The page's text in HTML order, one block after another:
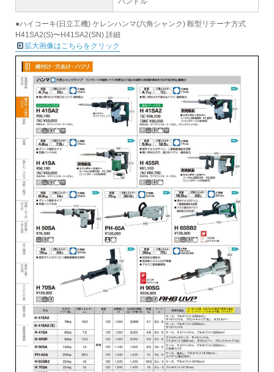
●ハイコーキ(日立工機) ケレンハンマ(六角シャンク) 鞍型リテーナ方式
H41SA2(S)〜H41SA2(SN) 詳細
拡大画像はこちらをクリック